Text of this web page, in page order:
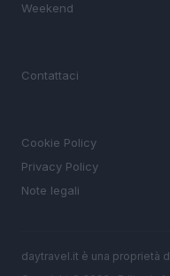
Weekend
Contattaci
Cookie Policy
Privacy Policy
Note legali
daytravel.it è una proprietà